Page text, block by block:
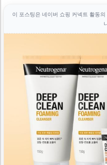
이 포스팅은 네이버 쇼핑 커넥트 활동